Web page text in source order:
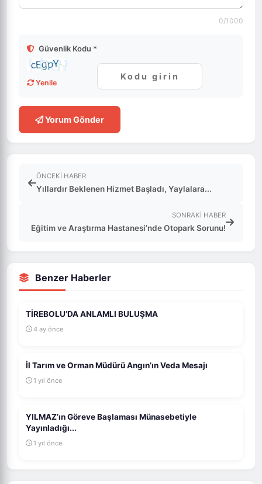
0/1000
Güvenlik Kodu *
Yenile
Yorum Gönder
ÖNCEKI HABER
Yıllardır Beklenen Hizmet Başladı, Yaylalara...
SONRAKI HABER
Eğitim ve Araştırma Hastanesi’nde Otopark Sorunu!
Benzer Haberler
TİREBOLU’DA ANLAMLI BULUŞMA
4 ay önce
İl Tarım ve Orman Müdürü Angın’ın Veda Mesajı
1 yıl önce
YILMAZ’ın Göreve Başlaması Münasebetiyle
Yayınladığı...
1 yıl önce